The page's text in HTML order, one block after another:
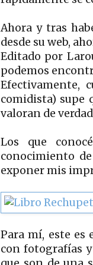
Ahora y tras
desde su web,
Editado por
podemos
Efectivamente,
comidista) supe
valoran de
Los que
conocimiento
exponer mis
Para mí, este es
con fotografías y